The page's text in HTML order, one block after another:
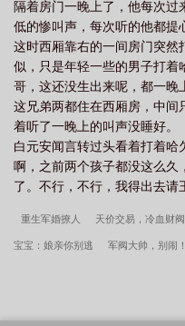
隔着房门一晚上了，他每次
低的惨叫声，每次听的他都提
这时西厢靠右的一间房门突然
似，只是年轻一些的男子打着
哥，这还没生出来呢，都一晚
这兄弟两都住在西厢房，中间
着听了一晚上的叫声没睡好。
白元安闻言转过头看着打着哈
啊，之前两个孩子都没这么久
了。不行，不行，我得出去请
重生军婚撩人 天价交易，冷血财
宝宝：娘亲你别逃 军阀大帅，别闹！